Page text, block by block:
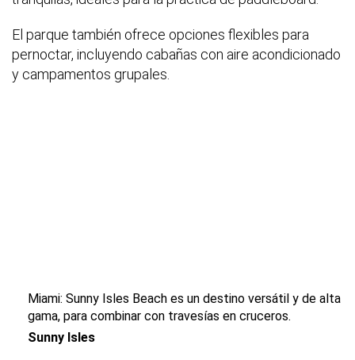
El parque también ofrece opciones flexibles para
pernoctar, incluyendo cabañas con aire acondicionado
y campamentos grupales.
Miami: Sunny Isles Beach es un destino versátil y de alta
gama, para combinar con travesías en cruceros.
Sunny Isles